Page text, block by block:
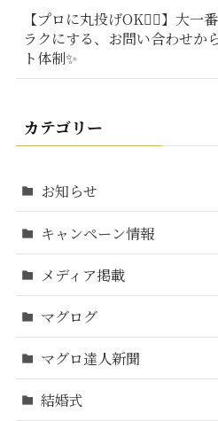
【プロに丸投げOK🙆‍♂️】大一
ラクにする、お問い合わせか
ト体制✨
カテゴリー
お知らせ
キャンペーン情報
メディア掲載
マグログ
マグロ達人新聞
結婚式